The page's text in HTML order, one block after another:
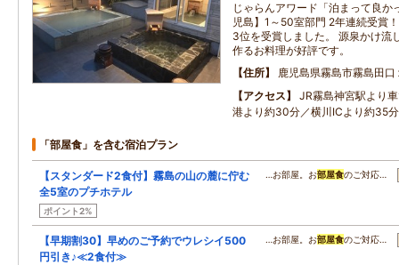
じゃらんアワード「泊まって良か
児島】1～50室部門 2年連続受賞
3位を受賞しました。 源泉かけ流
作るお料理が好評です。
住所
鹿児島県霧島市霧島田
アクセス
JR霧島神宮駅より
港より約30分／横川ICより約35分
「部屋食」を含む宿泊プラン
【スタンダード2食付】霧島の山の麓に佇む
全5室のプチホテル
ポイント2%
…お部屋。お部屋食のご対応…
【早期割30】早めのご予約でウレシイ500
円引き♪≪2食付≫
…お部屋。お部屋食のご対応…